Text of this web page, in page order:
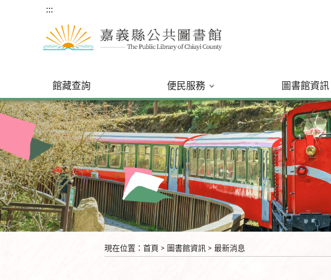
:::
館藏查詢 便民服務 圖書館資訊
:::
現在位置 ： 首頁 > 圖書館資訊 > 最新消息